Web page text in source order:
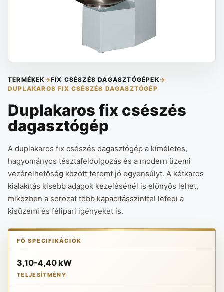
TERMÉKEK →FIX CSÉSZÉS DAGASZTÓGÉPEK→
DUPLAKAROS FIX CSÉSZÉS DAGASZTÓGÉP
Duplakaros fix csészés
dagasztógép
A duplakaros fix csészés dagasztógép a kíméletes,
hagyományos tésztafeldolgozás és a modern üzemi
vezérelhetőség között teremt jó egyensúlyt. A kétkaros
kialakítás kisebb adagok kezelésénél is előnyös lehet,
miközben a sorozat több kapacitásszinttel lefedi a
kisüzemi és félipari igényeket is.
FŐ SPECIFIKÁCIÓK
3,10-4,40 kW
TELJESÍTMÉNY